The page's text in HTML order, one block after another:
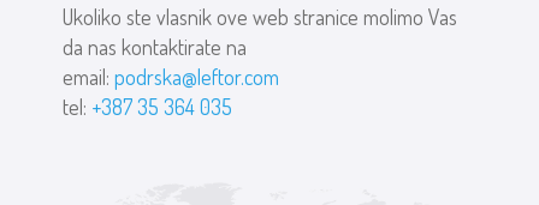
Ukoliko ste vlasnik ove web stranice molimo Vas
da nas kontaktirate na
email:podrska@leftor.com
tel: +387 35 364 035